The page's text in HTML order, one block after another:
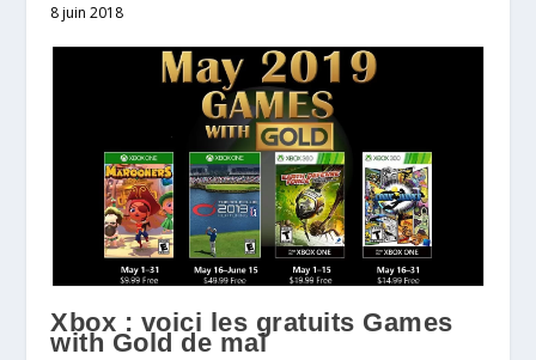
8 juin 2018
Xbox : voici les gratuits Games
with Gold de mai